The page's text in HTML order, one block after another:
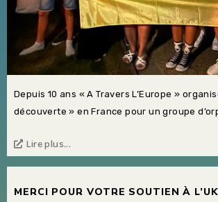
Depuis 10 ans « A Travers L’Europe »
découverte » en France pour un groupe
Lire plus...
MERCI POUR VOTRE SOUTIEN À